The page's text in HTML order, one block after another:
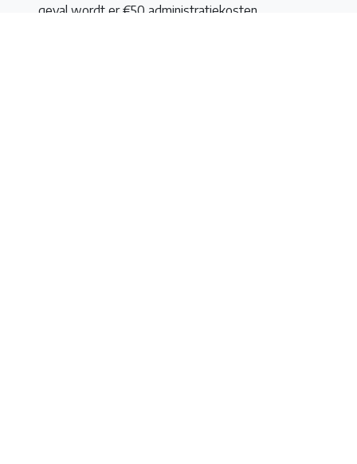
geval wordt er €50 administratiekosten